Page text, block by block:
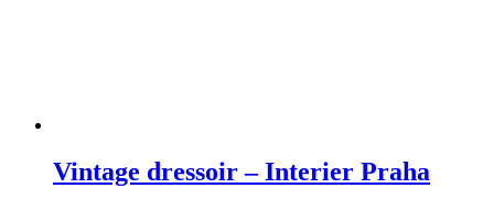
Vintage dressoir – Interier Praha